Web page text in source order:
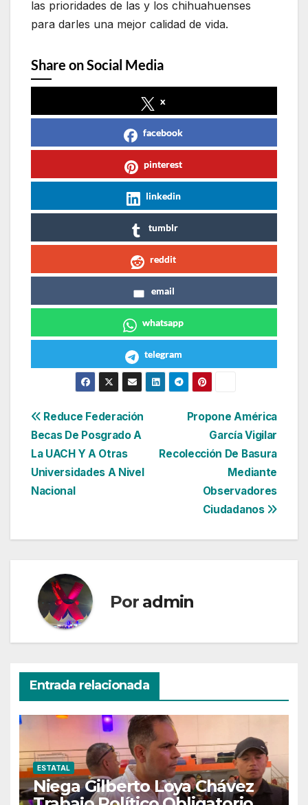
las prioridades de las y los chihuahuenses
para darles una mejor calidad de vida.
Share on Social Media
x
facebook
pinterest
linkedin
tumblr
reddit
email
whatsapp
telegram
Navegación
de
entradas
Propone América
García Vigilar
Recolección De Basura
Mediante
Observadores
Ciudadanos
Reduce Federación
Becas De Posgrado A
La UACH Y A Otras
Universidades A Nivel
Nacional
Por admin
Entrada relacionada
ESTATAL
Niega Gilberto Loya Chávez